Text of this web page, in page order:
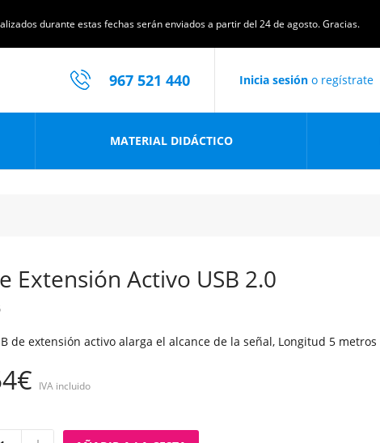
durante estas fechas serán enviados a partir del 24 de agosto. Gracias.
Inicia sesión o regístrate
967 521 440
MATERIAL DIDÁCTICO
Extensión Activo USB 2.0
de extensión activo alarga el alcance de la señal, Longitud 5 metros
IVA incluido